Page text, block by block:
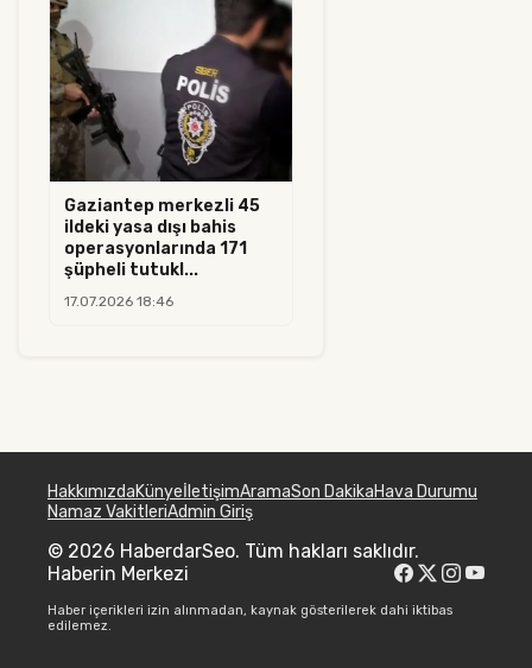
Gaziantep merkezli 45
ildeki yasa dışı bahis
operasyonlarında 171
şüpheli tutukl...
17.07.2026 18:46
HakkımızdaKünyeİletişimAramaSon DakikaHava Durumu
Namaz VakitleriAdmin Giriş
© 2026 HaberdarSeo. Tüm hakları saklıdır.
Haberin Merkezi
Haber içerikleri izin alınmadan, kaynak gösterilerek dahi iktibas
edilemez.